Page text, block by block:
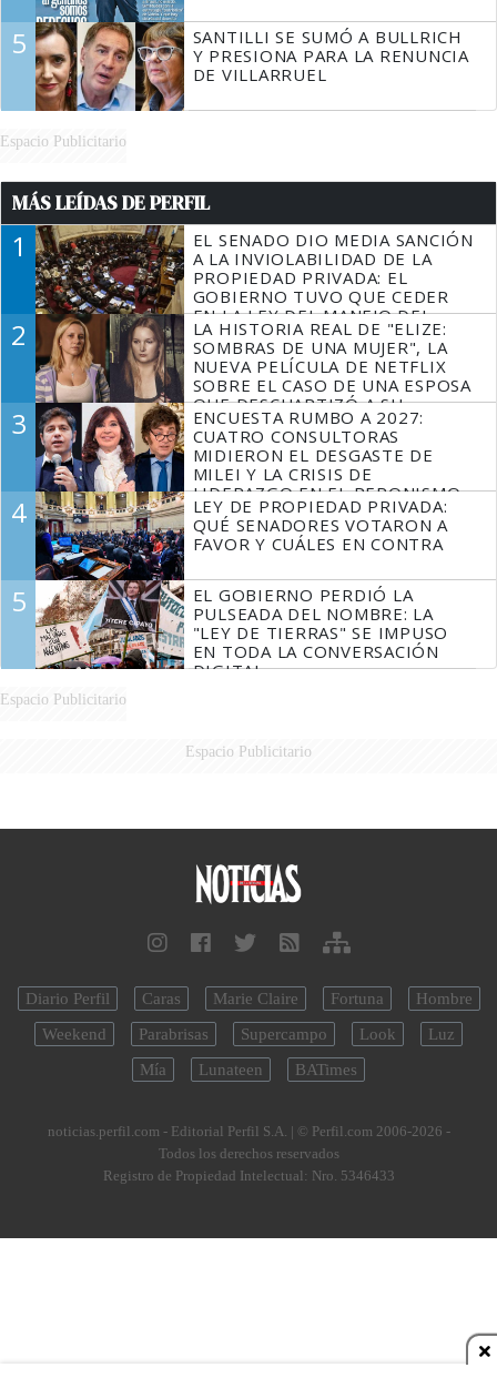
5
SANTILLI SE SUMÓ A BULLRICH
Y PRESIONA PARA LA RENUNCIA
DE VILLARRUEL
Espacio Publicitario
MÁS LEÍDAS DE PERFIL
1
EL SENADO DIO MEDIA SANCIÓN
A LA INVIOLABILIDAD DE LA
PROPIEDAD PRIVADA: EL
GOBIERNO TUVO QUE CEDER
EN LA LEY DEL MANEJO DEL
FUEGO
2
LA HISTORIA REAL DE "ELIZE:
SOMBRAS DE UNA MUJER", LA
NUEVA PELÍCULA DE NETFLIX
SOBRE EL CASO DE UNA ESPOSA
QUE DESCUARTIZÓ A SU
MARIDO
3
ENCUESTA RUMBO A 2027:
CUATRO CONSULTORAS
MIDIERON EL DESGASTE DE
MILEI Y LA CRISIS DE
LIDERAZGO EN EL PERONISMO
4
LEY DE PROPIEDAD PRIVADA:
QUÉ SENADORES VOTARON A
FAVOR Y CUÁLES EN CONTRA
5
EL GOBIERNO PERDIÓ LA
PULSEADA DEL NOMBRE: LA
"LEY DE TIERRAS" SE IMPUSO
EN TODA LA CONVERSACIÓN
DIGITAL
Espacio Publicitario
Espacio Publicitario
Diario Perfil Caras Marie Claire Fortuna
Hombre
Weekend
Parabrisas Supercampo Look
Luz
Mía
Lunateen BATimes
noticias.perfil.com - Editorial Perfil S.A. | © Perfil.com 2006-2026 -
Todos los derechos reservados
Registro de Propiedad Intelectual: Nro. 5346433